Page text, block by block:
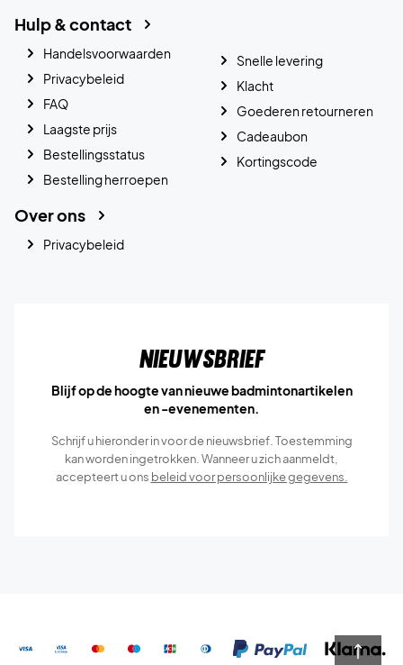
Hulp & contact
Handelsvoorwaarden
Privacybeleid
FAQ
Laagste prijs
Bestellingsstatus
Bestelling herroepen
Snelle levering
Klacht
Goederen retourneren
Cadeaubon
Kortingscode
Over ons
Privacybeleid
Nieuwsbrief
Blijf op de hoogte van nieuwe badmintonartikelen
en -evenementen.
Schrijf u hieronder in voor de nieuwsbrief. Toestemming
kan worden ingetrokken. Wanneer u zich aanmeldt,
accepteert u ons beleid voor persoonlijke gegevens.